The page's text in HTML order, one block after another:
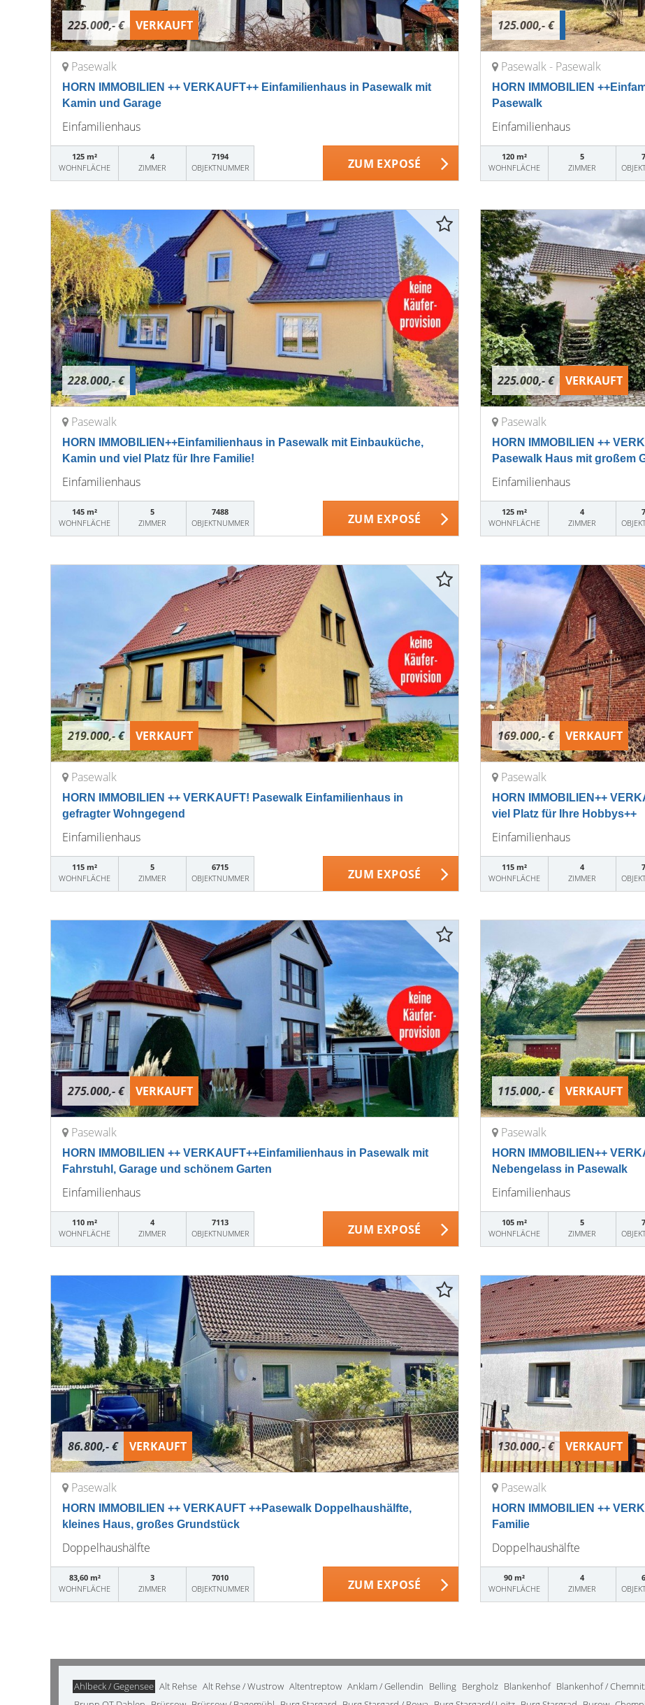
225.000,- € VERKAUFT
Pasewalk
HORN IMMOBILIEN ++ VERKAUFT++ Einfamilienhaus in Pasewalk mit
Kamin und Garage
Einfamilienhaus
125 m²
WOHNFLÄCHE
4
ZIMMER
7194
OBJEKTNUMMER
ZUM EXPOSÉ
125.000,- €
Pasewalk - Pasewalk
HORN IMMOBILIEN
Pasewalk
Einfamilienhaus
120 m²
WOHNFLÄCHE
5
ZIMMER
228.000,- €
Pasewalk
HORN IMMOBILIEN++Einfamilienhaus in Pasewalk mit Einbauküche,
Kamin und viel Platz für Ihre Familie!
Einfamilienhaus
145 m²
WOHNFLÄCHE
5
ZIMMER
7488
OBJEKTNUMMER
ZUM EXPOSÉ
225.000,- € VERKAUFT
Pasewalk
HORN IMMOBILIEN ++
Pasewalk Haus mit großem
Einfamilienhaus
125 m²
WOHNFLÄCHE
4
ZIMMER
219.000,- € VERKAUFT
Pasewalk
HORN IMMOBILIEN ++ VERKAUFT! Pasewalk Einfamilienhaus in
gefragter Wohngegend
Einfamilienhaus
115 m²
WOHNFLÄCHE
5
ZIMMER
6715
OBJEKTNUMMER
ZUM EXPOSÉ
169.000,- € VERKAUFT
Pasewalk
HORN IMMOBILIEN++
viel Platz für Ihre Hobbys++
Einfamilienhaus
115 m²
WOHNFLÄCHE
4
ZIMMER
275.000,- € VERKAUFT
Pasewalk
HORN IMMOBILIEN ++ VERKAUFT++Einfamilienhaus in Pasewalk mit
Fahrstuhl, Garage und schönem Garten
Einfamilienhaus
110 m²
WOHNFLÄCHE
4
ZIMMER
7113
OBJEKTNUMMER
ZUM EXPOSÉ
115.000,- € VERKAUFT
Pasewalk
HORN IMMOBILIEN++
Nebengelass in Pasewalk
Einfamilienhaus
105 m²
WOHNFLÄCHE
5
ZIMMER
86.800,- € VERKAUFT
Pasewalk
HORN IMMOBILIEN ++ VERKAUFT ++Pasewalk Doppelhaushälfte,
kleines Haus, großes Grundstück
Doppelhaushälfte
83,60 m²
WOHNFLÄCHE
3
ZIMMER
7010
OBJEKTNUMMER
ZUM EXPOSÉ
130.000,- € VERKAUFT
Pasewalk
HORN IMMOBILIEN ++
Familie
Doppelhaushälfte
90 m²
WOHNFLÄCHE
4
ZIMMER
Ahlbeck / Gegensee Alt Rehse Alt Rehse / Wustrow Altentreptow Anklam / Gellendin Belling Bergholz Blankenhof Blankenhof /